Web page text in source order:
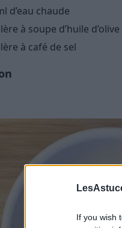
If you wish
d’eau chaude
à soupe d’huile d’olive
à café de sel